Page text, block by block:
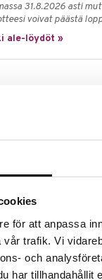
för att anpassa
trafik. Vi
och
har
31.8.2026 asti
voivat päästä
ale-löydöt »
jossa on SPF
vastaan. Auttaa
3 välttämätöntä
Hajusteeton. Sopii
ihonsävylle
vakavan
liian kauan
100 % suojaa.
usein runsaasti,